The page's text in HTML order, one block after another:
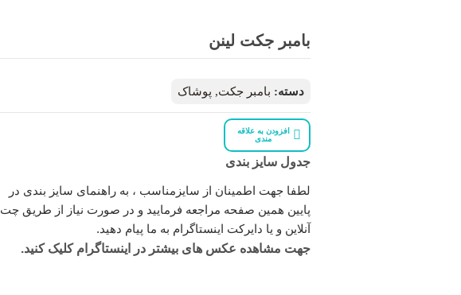
بامبر جکت لینن
دسته: بامبر جکت, پوشاک
افزودن به علاقه
مندی
جدول سایز بندی
لطفا جهت اطمینان از سایزمناسب ، به راهنمای سایز بندی در
پایین همین صفحه مراجعه فرمایید و در صورت نیاز از طریق چت
آنلاین و یا دایرکت اینستاگرام به ما پیام دهید.
جهت مشاهده عکس های بیشتر در اینستاگرام کلیک کنید.